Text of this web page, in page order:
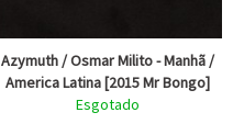
Azymuth / Osmar Milito - Manhã /
America Latina [2015 Mr Bongo]
Esgotado